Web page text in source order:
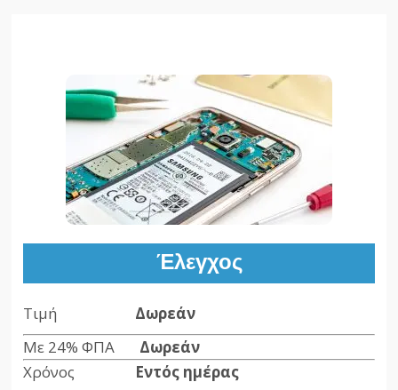
Έλεγχος
Τιμή Δωρεάν
Με 24% ΦΠΑ Δωρεάν
Χρόνος Εντός ημέρας